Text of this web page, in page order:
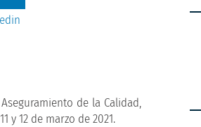
de la Calidad,
12 de marzo de 2021.